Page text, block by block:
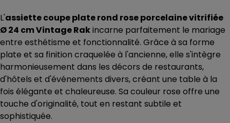
L'assiette coupe plate rond rose porcelaine vitrifiée
Ø 24 cm Vintage Rakincarne parfaitement le mariage
entre esthétisme et fonctionnalité. Grâce à sa forme
plate et sa finition craquelée à l'ancienne, elle s'intègre
harmonieusement dans les décors de restaurants,
d'hôtels et d'événements divers, créant une table à la
fois élégante et chaleureuse. Sa couleur rose offre une
touche d'originalité, tout en restant subtile et
sophistiquée.